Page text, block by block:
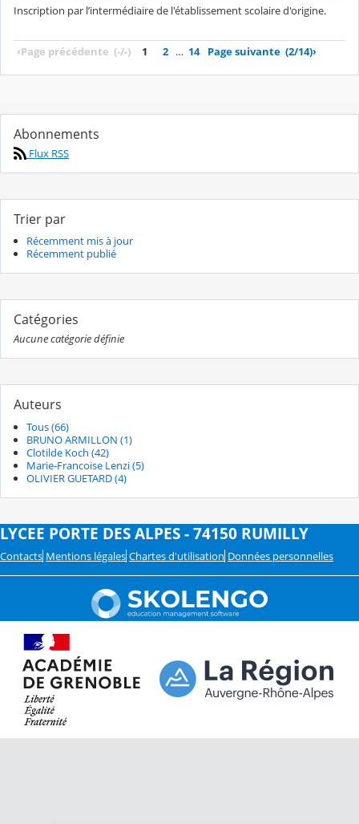
Inscription par l’intermédiaire de l'établissement scolaire d'origine.
‹Page précédente (-/-) 1 2 … 14 Page suivante (2/14)›
Abonnements
Flux RSS
Trier par
Récemment mis à jour
Récemment publié
Catégories
Aucune catégorie définie
Auteurs
Tous (66)
BRUNO ARMILLON (1)
Clotilde Koch (42)
Marie-Francoise Lenzi (5)
OLIVIER GUETARD (4)
LYCEE PORTE DES ALPES - 74150 RUMILLY
Contacts Mentions légales Chartes d'utilisation Données personnelles